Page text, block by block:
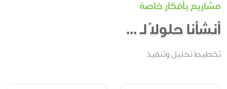
مشاريع بأفكار خاصة
أنشأنا حلولًا لـ ...
تخطيط تحليل وتنفيذ